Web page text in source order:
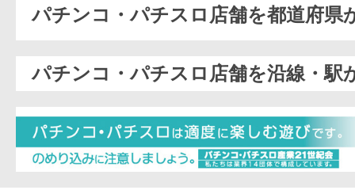
パチンコ・パチスロ店舗を都道府県
パチンコ・パチスロ店舗を沿線・駅